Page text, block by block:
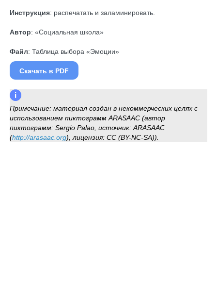
Инструкция: распечатать и заламинировать.
Автор: «Социальная школа»
Файл: Таблица выбора «Эмоции»
Скачать в PDF
Примечание: материал создан в некоммерческих целях с
использованием пиктограмм ARASAAC (автор
пиктограмм: Sergio Palao, источник: ARASAAC
(http://arasaac.org), лицензия: CC (BY-NC-SA)).